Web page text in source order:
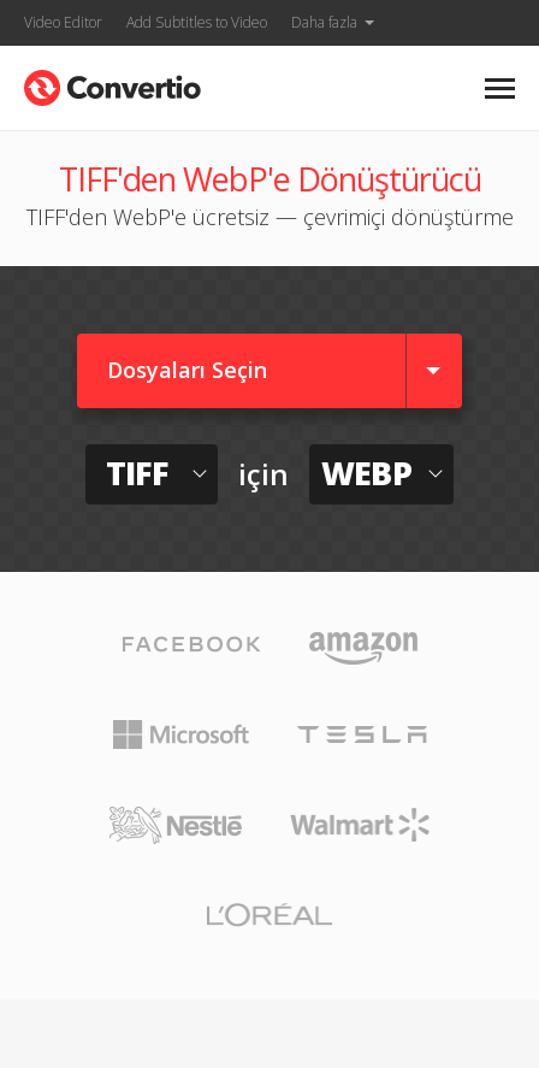
Video Editor Add Subtitles to Video Daha fazla
TIFF'den WebP'e Dönüştürücü
TIFF'den WebP'e ücretsiz — çevrimiçi dönüştürme
Dosyaları Seçin
TIFF için WEBP